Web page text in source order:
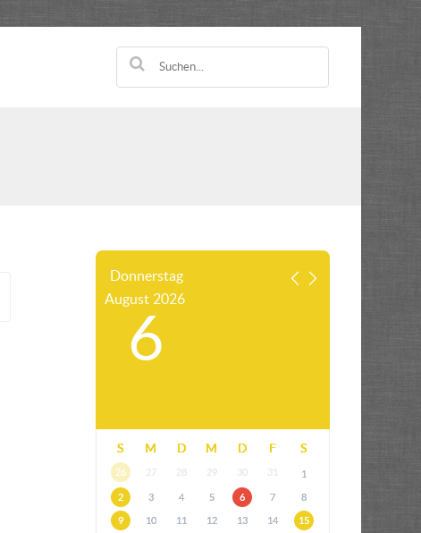
Donnerstag
August 2026
6
S M D M D F S
26 27 28 29 30 31 1
2 3 4 5 6 7 8
9 10 11 12 13 14 15